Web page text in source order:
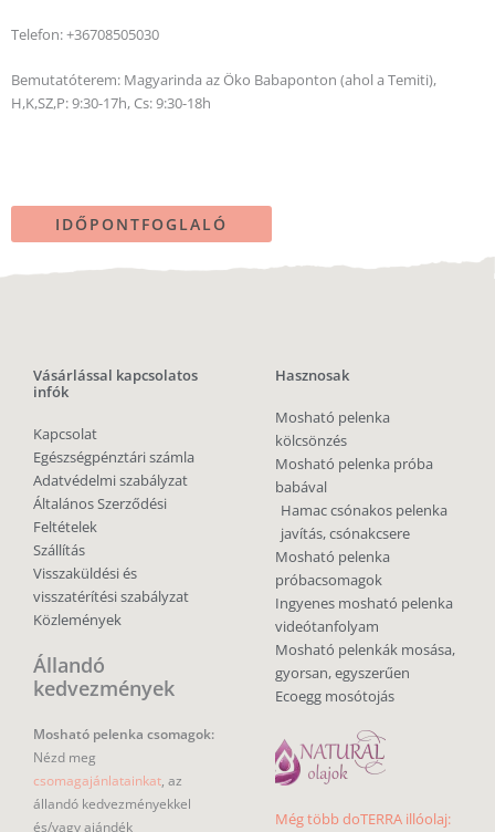
Telefon: +36708505030
Bemutatóterem: Magyarinda az Öko Babaponton (ahol a Temiti),
H,K,SZ,P: 9:30-17h, Cs: 9:30-18h
IDŐPONTFOGLALÓ
Vásárlással kapcsolatos
infók
Kapcsolat
Egészségpénztári számla
Adatvédelmi szabályzat
Általános Szerződési
Feltételek
Szállítás
Visszaküldési és
visszatérítési szabályzat
Közlemények
Állandó
kedvezmények
Mosható pelenka csomagok:
Nézd meg
csomagajánlatainkat, az
állandó kedvezményekkel
és/vagy ajándék
Hasznosak
Mosható pelenka
kölcsönzés
Mosható pelenka próba
babával
Hamac csónakos pelenka
javítás, csónakcsere
Mosható pelenka
próbacsomagok
Ingyenes mosható pelenka
videótanfolyam
Mosható pelenkák mosása,
gyorsan, egyszerűen
Ecoegg mosótojás
Még több doTERRA illóolaj: